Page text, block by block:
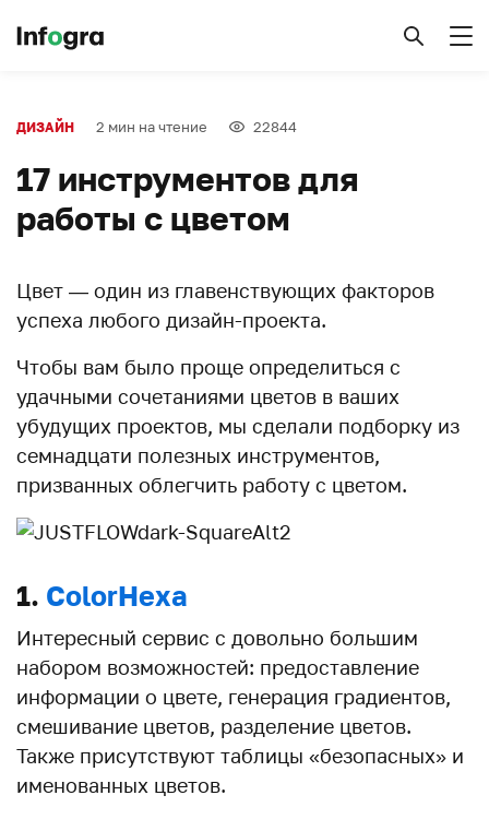
ДИЗАЙН 2 мин на чтение 22844
17 инструментов для
работы с цветом
Цвет — один из главенствующих факторов
успеха любого дизайн-проекта.
Чтобы вам было проще определиться с
удачными сочетаниями цветов в ваших
убудущих проектов, мы сделали подборку из
семнадцати полезных инструментов,
призванных облегчить работу с цветом.
1. ColorHexa
Интересный сервис с довольно большим
набором возможностей: предоставление
информации о цвете, генерация градиентов,
смешивание цветов, разделение цветов.
Также присутствуют таблицы «безопасных» и
именованных цветов.